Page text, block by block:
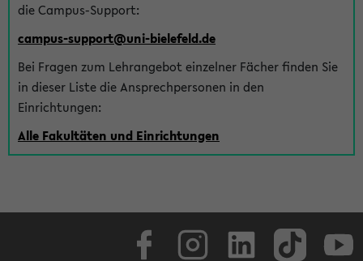
die Campus-Support:
campus-support@uni-bielefeld.de
Bei Fragen zum Lehrangebot einzelner Fächer finden Sie
in dieser Liste die Ansprechpersonen in den
Einrichtungen:
Alle Fakultäten und Einrichtungen